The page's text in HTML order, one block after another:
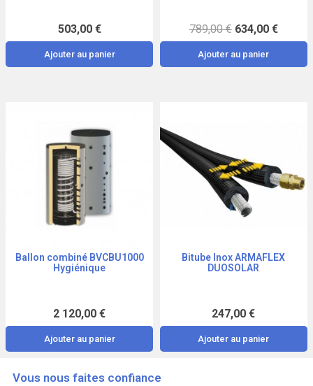
503,00 €
Ajouter au panier
789,00 € 634,00 €
Ajouter au panier
Aperçu
Ballon combiné BVCBU1000
Hygiénique
2 120,00 €
Ajouter au panier
Aperçu
Bitube Inox ARMAFLEX
DUOSOLAR
247,00 €
Ajouter au panier
Vous nous faites confiance